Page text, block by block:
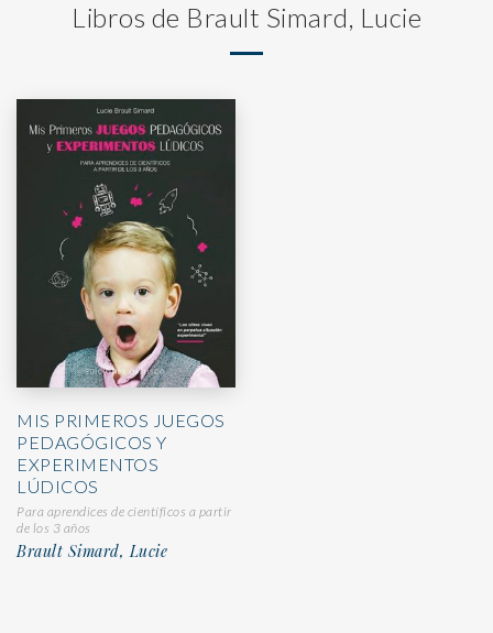
Libros de Brault Simard, Lucie
MIS PRIMEROS JUEGOS
PEDAGÓGICOS Y
EXPERIMENTOS
LÚDICOS
Para aprendices de científicos a partir
de los 3 años
Brault Simard, Lucie